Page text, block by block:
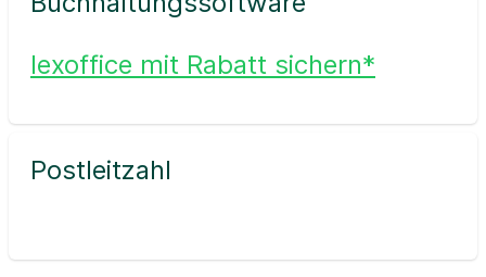
lexoffice mit Rabatt sichern*
Postleitzahl